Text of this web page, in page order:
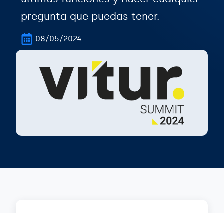
pregunta que puedas tener.
08/05/2024